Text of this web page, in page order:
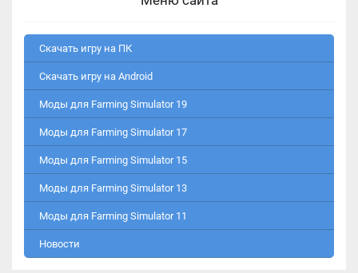
Скачать игру на ПК
Скачать игру на Android
Моды для Farming Simulator 19
Моды для Farming Simulator 17
Моды для Farming Simulator 15
Моды для Farming Simulator 13
Моды для Farming Simulator 11
Новости